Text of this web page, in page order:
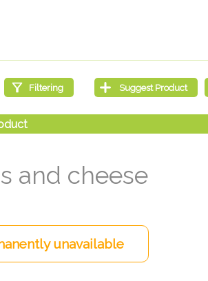
and cheese